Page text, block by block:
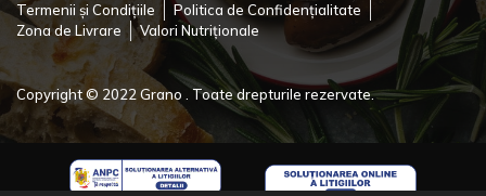
Termenii și Condițiile
Politica de Confidențialitate
Zona de Livrare
Valori Nutriționale
Copyright © 2022 Grano . Toate drepturile rezervate.